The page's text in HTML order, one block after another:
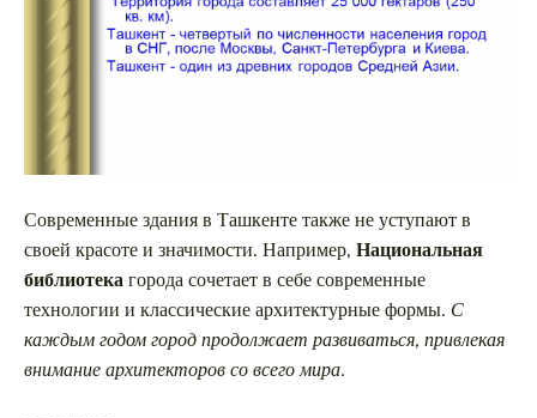
Современные здания в Ташкенте также не уступают в
своей красоте и значимости. Например, Национальная
библиотекагорода сочетает в себе современные
технологии и классические архитектурные формы. С
каждым годом город продолжает развиваться, привлекая
внимание архитекторов со всего мира.